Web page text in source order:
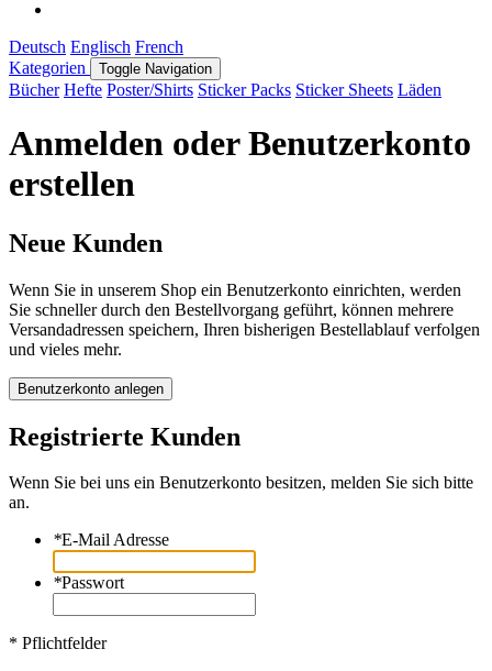
Deutsch Englisch French
Kategorien
Toggle Navigation
Bücher Hefte Poster/Shirts Sticker Packs Sticker Sheets Läden
Anmelden oder Benutzerkonto
erstellen
Neue Kunden
Wenn Sie in unserem Shop ein Benutzerkonto einrichten, werden
Sie schneller durch den Bestellvorgang geführt, können mehrere
Versandadressen speichern, Ihren bisherigen Bestellablauf verfolgen
und vieles mehr.
Benutzerkonto anlegen
Registrierte Kunden
Wenn Sie bei uns ein Benutzerkonto besitzen, melden Sie sich bitte
an.
*E-Mail Adresse
*Passwort
* Pflichtfelder